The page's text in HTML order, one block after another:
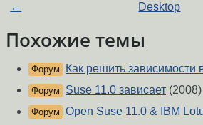
← Desktop
Похожие темы
Форум Как решить зависимости
Форум Suse 11.0 зависает (2008)
Форум Open Suse 11.0 & IBM